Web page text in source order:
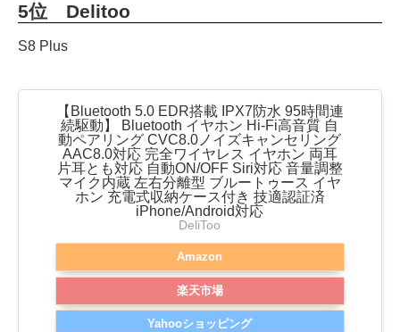
5位 Delitoo
S8 Plus
【Bluetooth 5.0 EDR搭載 IPX7防水 95時間連
続駆動】 Bluetooth イヤホン Hi-Fi高音質 自
動ペアリング CVC8.0ノイズキャンセリング
AAC8.0対応 完全ワイヤレス イヤホン 両耳
片耳とも対応 自動ON/OFF Siri対応 音量調整
マイク内蔵 左右分離型 ブルートゥース イヤ
ホン 充電式収納ケース付き 技適認証済
iPhone/Android対応
DeliToo
Amazon
楽天市場
Yahooショッピング